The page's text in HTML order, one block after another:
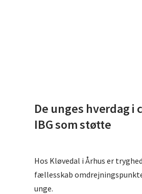
De unges hverdag i
IBG som støtte
Hos Kløvedal i Århus er
fællesskab
unge.